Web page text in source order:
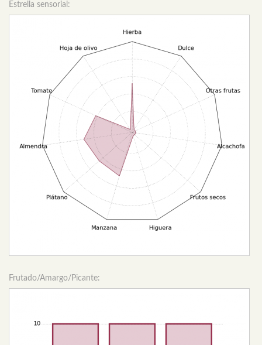
Estrella sensorial:
Frutado/Amargo/Picante: